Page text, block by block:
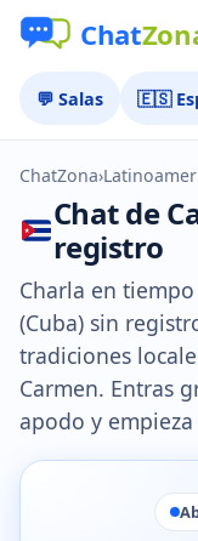
💬 Salas 🇪🇸
ChatZona›
Chat de
registro
Charla en
(Cuba) sin
tradiciones
Carmen. Entras
apodo y empieza